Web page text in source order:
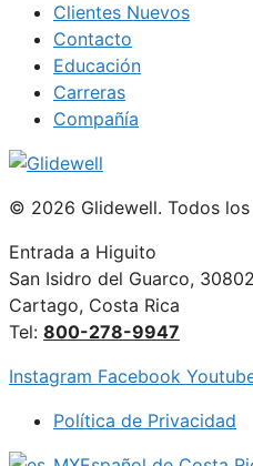
Clientes Nuevos
Contacto
Educación
Carreras
Compañía
© 2026 Glidewell. Todos
Entrada a Higuito
San Isidro del Guarco, 30802
Cartago, Costa Rica
Tel: 800-278-9947
Instagram Facebook
Política de Privacidad